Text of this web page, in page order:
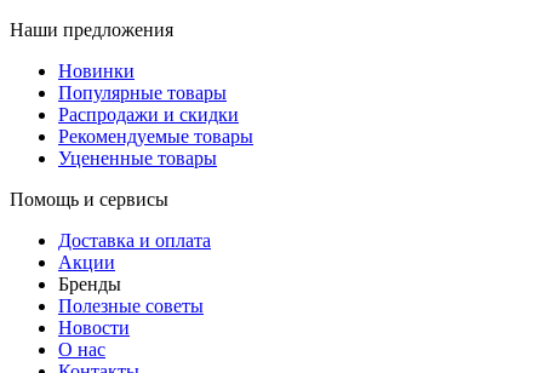
Наши предложения
Новинки
Популярные товары
Распродажи и скидки
Рекомендуемые товары
Уцененные товары
Помощь и сервисы
Доставка и оплата
Акции
Бренды
Полезные советы
Новости
О нас